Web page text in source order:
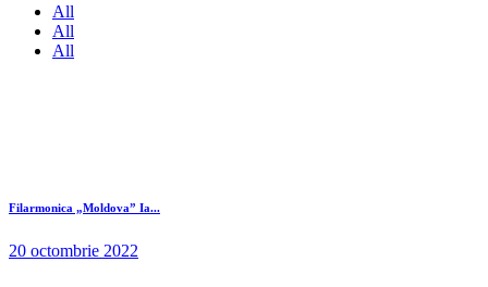
All
All
All
Filarmonica „Moldova” Ia...
20 octombrie 2022